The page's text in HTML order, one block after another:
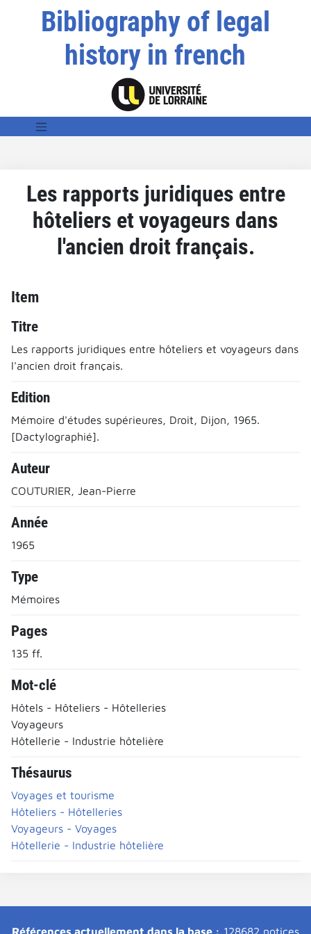
Bibliography of legal
history in french
Les rapports juridiques entre
hôteliers et voyageurs dans
l'ancien droit français.
Item
Titre
Les rapports juridiques entre hôteliers et voyageurs dans
l'ancien droit français.
Edition
Mémoire d'études supérieures, Droit, Dijon, 1965.
[Dactylographié].
Auteur
COUTURIER, Jean-Pierre
Année
1965
Type
Mémoires
Pages
135 ff.
Mot-clé
Hôtels - Hôteliers - Hôtelleries
Voyageurs
Hôtellerie - Industrie hôtelière
Thésaurus
Voyages et tourisme
Hôteliers - Hôtelleries
Voyageurs - Voyages
Hôtellerie - Industrie hôtelière
Références actuellement dans la base : 128682 notices